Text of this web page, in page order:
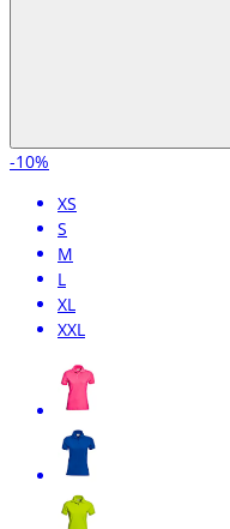
-10%
XS
S
M
L
XL
XXL